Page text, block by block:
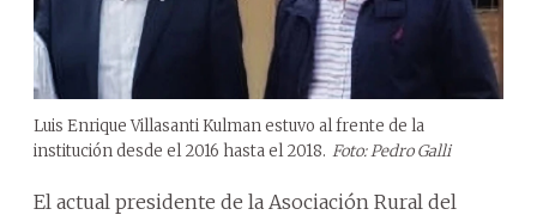
Luis Enrique Villasanti Kulman estuvo al frente de la
institución desde el 2016 hasta el 2018. Foto: Pedro Galli
El actual presidente de la Asociación Rural del